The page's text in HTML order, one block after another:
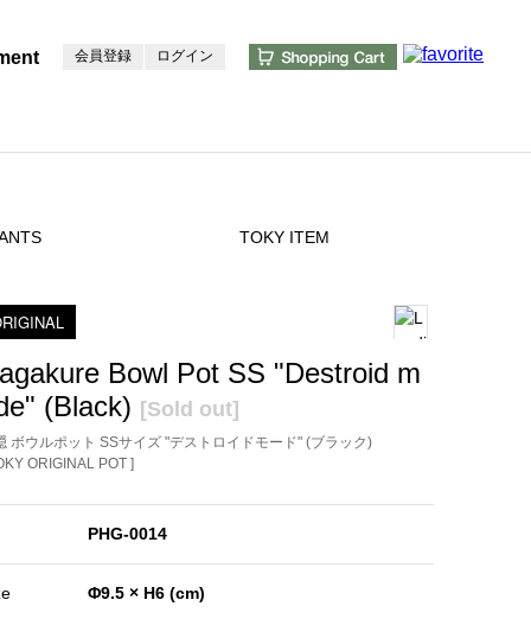
会員登録 ログイン
TOKY ITEM
Bowl Pot SS "Destroid m
(Black) [Sold out]
ボウルポット SSサイズ "デストロイドモード" (ブラック)
ORIGINAL POT ]
PHG-0014
Φ9.5 × H6 (cm)